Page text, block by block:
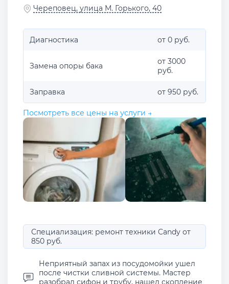
Череповец, улица М. Горького, 40
Диагностика от 0 руб.
Замена опоры бака
от 3000
руб.
Заправка от 950 руб.
Посмотреть все цены на услуги →
Специализация: ремонт техники Candy от
850 руб.
Неприятный запах из посудомойки ушел
после чистки сливной системы. Мастер
разобрал сифон и трубу, нашел скопление